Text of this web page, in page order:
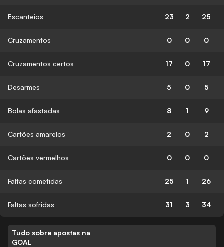
Escanteios 23 2 25
Cruzamentos 0 0 0
Cruzamentos certos 17 0 17
Desarmes 5 0 5
Bolas afastadas 8 1 9
Cartões amarelos 2 0 2
Cartões vermelhos 0 0 0
Faltas cometidas 25 1 26
Faltas sofridas 31 3 34
Tudo sobre apostas na
GOAL